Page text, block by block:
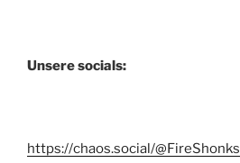
Unsere socials:
https://chaos.social/@FireShonks